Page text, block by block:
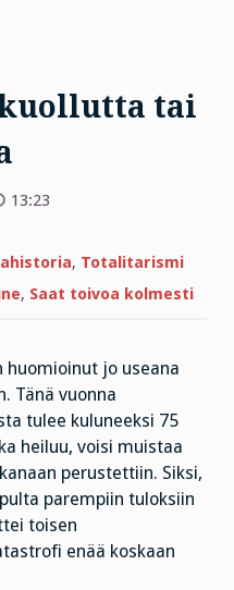
kuollutta tai
13:23
, Totalitarismi
, Saat toivoa kolmesti
huomioinut jo useana
Tänä vuonna
tulee kuluneeksi 75
heiluu, voisi muistaa
perustettiin. Siksi,
parempiin tuloksiin
toisen
enää koskaan